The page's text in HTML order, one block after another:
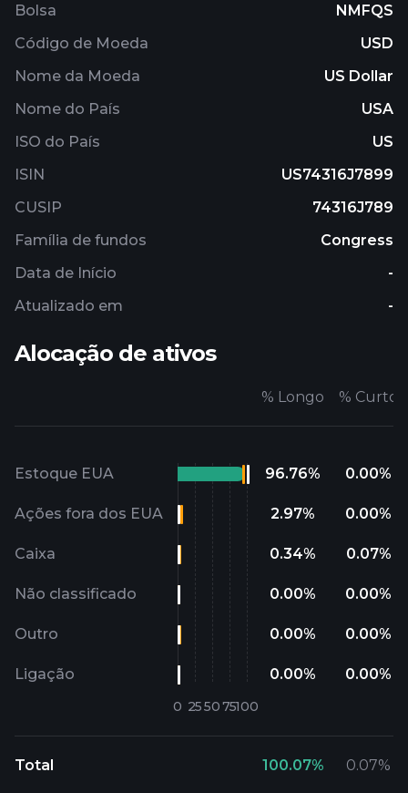
Bolsa
NMFQS
Código de Moeda
USD
Nome da Moeda
US Dollar
Nome do País
USA
ISO do País
US
ISIN
US74316J7899
CUSIP
74316J789
Família de fundos
Congress
Data de Início
-
Atualizado em
-
Alocação de ativos
% Longo % Curto
Estoque EUA 96.76% 0.00%
Ações fora dos EUA 2.97% 0.00%
Caixa 0.34% 0.07%
Não classificado 0.00% 0.00%
Outro 0.00% 0.00%
Ligação 0.00% 0.00%
Total 100.07% 0.07%